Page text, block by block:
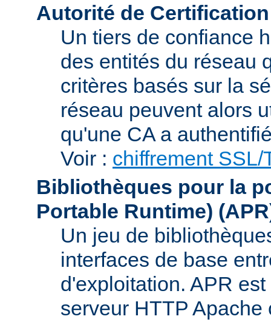
Autorité de
Un tiers de confiance
des entités du réseau
critères basés sur la
réseau peuvent alors
qu'une CA a
Voir : chiffrement SSL/
Bibliothèques pour la
Portable Runtime)
Un jeu de
interfaces de base
d'exploitation. APR
serveur HTTP